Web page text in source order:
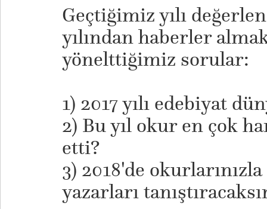
Geçtiğimiz yılı
yılından haberler
yönelttiğimiz sorular:
1) 2017 yılı edebiyat
2) Bu yıl okur en çok
etti?
​3) 2018'de
yazarları